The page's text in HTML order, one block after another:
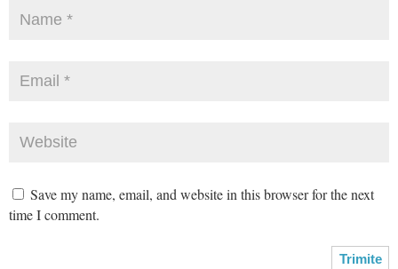
Save my name, email, and website in this browser for the next
time I comment.